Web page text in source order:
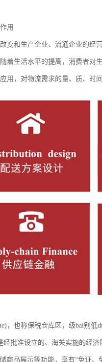
用
和生产企业、流通企业的经
生活水平的提高，消费者对
，对物流需求的量、质、时间
，也称保税仓库区，级bai别
批准设立的、海关实施的经
品展示等功能，享有“免证